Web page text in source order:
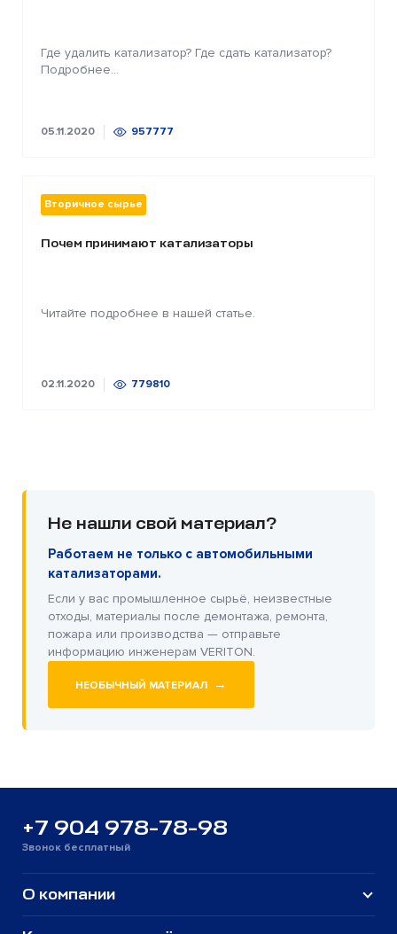
Где удалить катализатор? Где сдать катализатор?
Подробнее...
05.11.2020 957777
Вторичное сырье
Почем принимают катализаторы
Читайте подробнее в нашей статье.
02.11.2020 779810
Не нашли свой материал?
Работаем не только с автомобильными
катализаторами.
Если у вас промышленное сырьё, неизвестные
отходы, материалы после демонтажа, ремонта,
пожара или производства — отправьте
информацию инженерам VERITON.
НЕОБЫЧНЫЙ МАТЕРИАЛ →
+7 904 978-78-98
Звонок бесплатный
О компании